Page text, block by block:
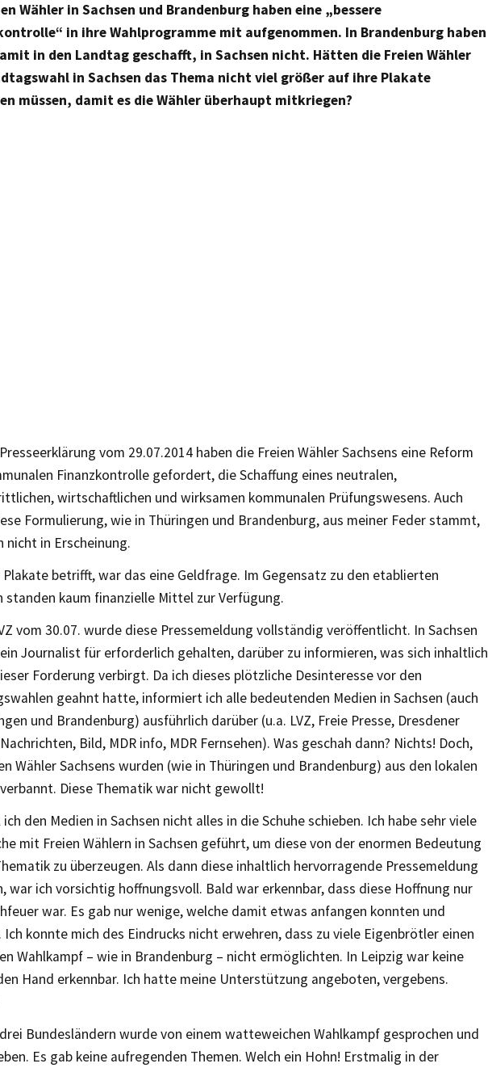
Wähler in Sachsen und Brandenburg haben eine „bessere
in ihre Wahlprogramme mit aufgenommen. In Brandenburg haben
in den Landtag geschafft, in Sachsen nicht. Hätten die Freien Wähler
in Sachsen das Thema nicht viel größer auf ihre Plakate
müssen, damit es die Wähler überhaupt mitkriegen?
vom 29.07.2014 haben die Freien Wähler Sachsens eine Reform
Finanzkontrolle gefordert, die Schaffung eines neutralen,
wirtschaftlichen und wirksamen kommunalen Prüfungswesens. Auch
Formulierung, wie in Thüringen und Brandenburg, aus meiner Feder stammt,
nicht in Erscheinung.
Plakate betrifft, war das eine Geldfrage. Im Gegensatz zu den etablierten
standen kaum finanzielle Mittel zur Verfügung.
vom 30.07. wurde diese Pressemeldung vollständig veröffentlicht. In Sachsen
Journalist für erforderlich gehalten, darüber zu informieren, was sich inhaltlich
Forderung verbirgt. Da ich dieses plötzliche Desinteresse vor den
geahnt hatte, informiert ich alle bedeutenden Medien in Sachsen (auch
und Brandenburg) ausführlich darüber (u.a. LVZ, Freie Presse, Dresdener
Bild, MDR info, MDR Fernsehen). Was geschah dann? Nichts! Doch,
Wähler Sachsens wurden (wie in Thüringen und Brandenburg) aus den lokalen
Diese Thematik war nicht gewollt!
ich den Medien in Sachsen nicht alles in die Schuhe schieben. Ich habe sehr viele
mit Freien Wählern in Sachsen geführt, um diese von der enormen Bedeutung
zu überzeugen. Als dann diese inhaltlich hervorragende Pressemeldung
war ich vorsichtig hoffnungsvoll. Bald war erkennbar, dass diese Hoffnung nur
war. Es gab nur wenige, welche damit etwas anfangen konnten und
konnte mich des Eindrucks nicht erwehren, dass zu viele Eigenbrötler einen
Wahlkampf – wie in Brandenburg – nicht ermöglichten. In Leipzig war keine
Hand erkennbar. Ich hatte meine Unterstützung angeboten, vergebens.
Bundesländern wurde von einem watteweichen Wahlkampf gesprochen und
Es gab keine aufregenden Themen. Welch ein Hohn! Erstmalig in der